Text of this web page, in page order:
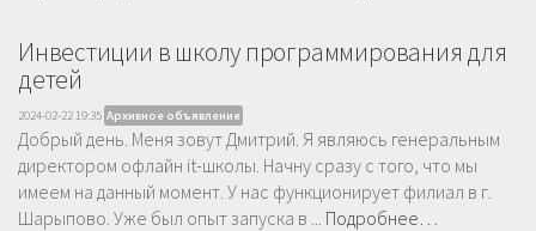
Инвестиции в школу программирования для
детей
2024-02-22 19:35 Архивное объявление
Добрый день. Меня зовут Дмитрий. Я являюсь генеральным
директором офлайн it-школы. Начну сразу с того, что мы
имеем на данный момент. У нас функционирует филиал в г.
Шарыпово. Уже был опыт запуска в ... Подробнее…